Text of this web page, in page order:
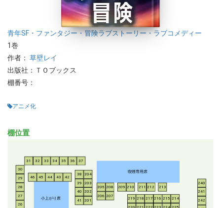
青年SF・ファンタジー・冒険ラブストーリー・ラブコメディー
1巻
作者： 草壁レイ
出版社：ＴＯブックス
棚番号：
アニメ化
棚位置
小上がり席
喫煙専用席
26
27
28
29
30
31 32 33 34 35 36 37
38
39
40
41
42
43
44
45
46
201
202
203
204
205
206 207
208 209 210 211 212 213
214
215
216
217
218
219
240
241
242